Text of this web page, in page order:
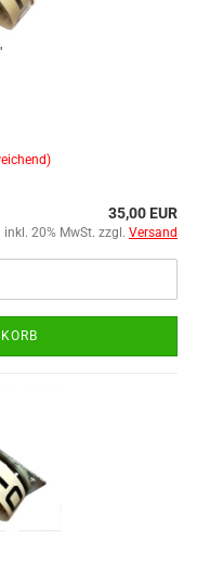
35,00 EUR
inkl. 20% MwSt. zzgl. Versand